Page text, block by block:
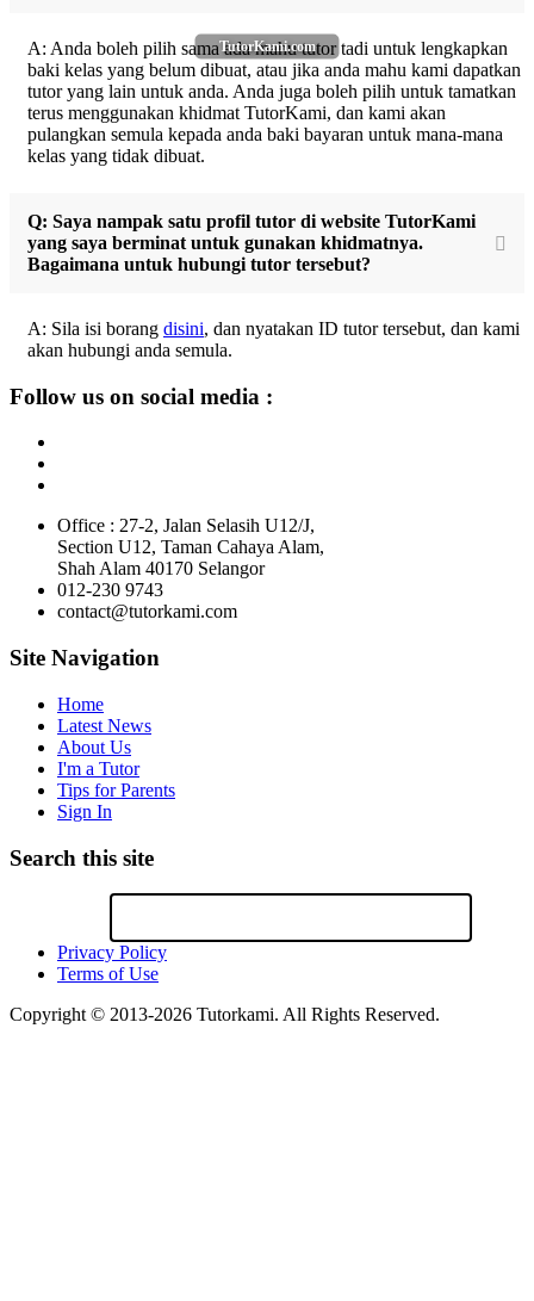
TutorKami.com
A: Anda boleh pilih sama ada mahu tutor tadi untuk lengkapkan
baki kelas yang belum dibuat, atau jika anda mahu kami dapatkan
tutor yang lain untuk anda. Anda juga boleh pilih untuk tamatkan
terus menggunakan khidmat TutorKami, dan kami akan
pulangkan semula kepada anda baki bayaran untuk mana-mana
kelas yang tidak dibuat.
Q: Saya nampak satu profil tutor di website TutorKami
yang saya berminat untuk gunakan khidmatnya.
Bagaimana untuk hubungi tutor tersebut?
A: Sila isi borang disini, dan nyatakan ID tutor tersebut, dan kami
akan hubungi anda semula.
Follow us on social media :
Office : 27-2, Jalan Selasih U12/J,
Section U12, Taman Cahaya Alam,
Shah Alam 40170 Selangor
012-230 9743
contact@tutorkami.com
Site Navigation
Home
Latest News
About Us
I'm a Tutor
Tips for Parents
Sign In
Search this site
Privacy Policy
Terms of Use
Copyright © 2013-2026 Tutorkami. All Rights Reserved.